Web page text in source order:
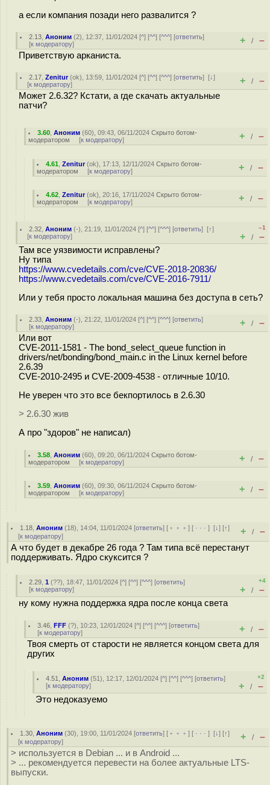
а если компания позади него развалится ?
2.13 ,Аноним (2), 12:37, 11/01/2024 [^] [^^] [^^^] [ответить]
[к модератору] + / –
Приветствую арканиста.
2.17 ,Zenitur(ok), 13:59, 11/01/2024 [^] [^^] [^^^] [ответить][↓]
[к модератору] + / –
Может 2.6.32? Кстати, а где скачать актуальные
патчи?
3.60 ,Аноним (60), 09:43, 06/11/2024Скрыто ботом-
модератором [к модератору] + / –
4.61 ,Zenitur(ok), 17:13, 12/11/2024Скрыто ботом-
модератором [к модератору] + / –
4.62 ,Zenitur(ok), 20:16, 17/11/2024Скрыто ботом-
модератором [к модератору] + / –
2.32 ,Аноним (-), 21:19, 11/01/2024 [^] [^^] [^^^] [ответить][↑]
[к модератору]
–1
+ / –
Там все уязвимости исправлены?
Ну типа
https://www.cvedetails.com/cve/CVE-2018-20836/
https://www.cvedetails.com/cve/CVE-2016-7911/
Или у тебя просто локальная машина без доступа в сеть?
2.33 ,Аноним (-), 21:22, 11/01/2024 [^] [^^] [^^^] [ответить]
[к модератору] + / –
Или вот
CVE-2011-1581 - The bond_select_queue function in
drivers/net/bonding/bond_main.c in the Linux kernel before
2.6.39
CVE-2010-2495 и CVE-2009-4538 - отличные 10/10.
Не уверен что это все бекпортилось в 2.6.30
> 2.6.30 жив
А про "здоров" не написал)
3.58 ,Аноним (60), 09:20, 06/11/2024Скрыто ботом-
модератором [к модератору] + / –
3.59 ,Аноним (60), 09:30, 06/11/2024Скрыто ботом-
модератором [к модератору] + / –
1.18 ,Аноним (18), 14:04, 11/01/2024 [ответить] [ ﹢﹢﹢] [ · · ·][↓] [↑]
[к модератору] + / –
А что будет в декабре 26 года ? Там типа всё перестанут
поддерживать. Ядро скуксится ?
2.29 ,1 (??), 18:47, 11/01/2024 [^] [^^] [^^^] [ответить]
[к модератору]
+4
+ / –
ну кому нужна поддержка ядра после конца света
3.46 ,FFF (?), 10:23, 12/01/2024 [^] [^^] [^^^] [ответить]
[к модератору] + / –
Твоя смepть от старости не является концом света для
других
4.51 ,Аноним (51), 12:17, 12/01/2024 [^] [^^] [^^^] [ответить]
[к модератору]
+2
+ / –
Это недоказуемо
1.30 ,Аноним (30), 19:00, 11/01/2024 [ответить] [ ﹢﹢﹢] [ · · ·][↓] [↑]
[к модератору] + / –
> используется в Debian ... и в Android ...
> ... рекомендуется перевести на более актуальные LTS-
выпуски.